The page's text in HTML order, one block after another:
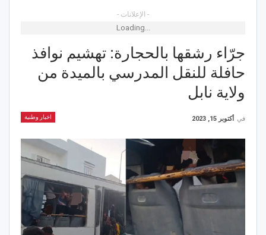
- الإعلانات -
Loading...
جرّاء رشقها بالحجارة: تهشيم نوافذ
حافلة للنقل المدرسي بالميدة من
ولاية نابل
اخبار وطنية في أكتوبر 15, 2023